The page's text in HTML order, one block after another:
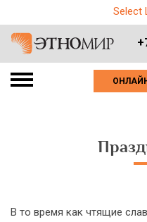
Select
В то время как чтящие